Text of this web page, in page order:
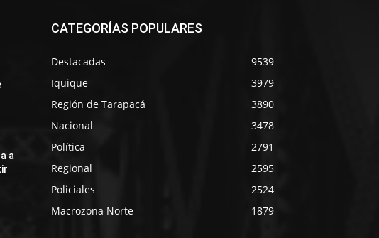
a
CATEGORÍAS POPULARES
Destacadas
9539
Iquique
3979
Región de Tarapacá
3890
Nacional
3478
Política
2791
Regional
2595
Policiales
2524
Macrozona Norte
1879